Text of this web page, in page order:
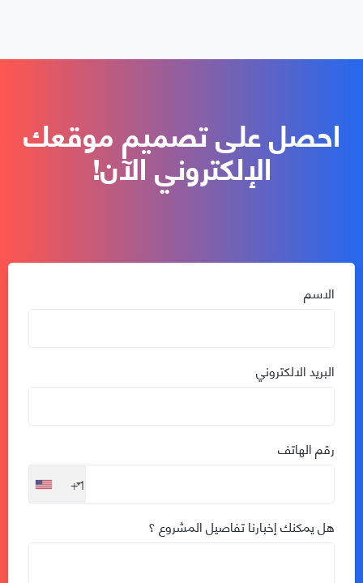
احصل على تصميم موقعك
الإلكتروني الآن!
الاسم
البريد الالكتروني
رقم الهاتف
+1
هل يمكنك إخبارنا تفاصيل المشروع ؟